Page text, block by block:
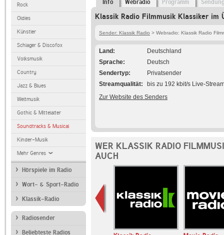
Rock
Oldies
Künstler
Schlager & Discofox
Volksmusik
Country
Jazz & Blues
Weltmusik
Gothic & Mittelalter
Soundtracks & Musical
Kinder-Musik
Mehr Genres
Hörspiele im Radio
Wort- & Sport-Radio
Klassik-Radio
Radiosender
Beliebteste Radios
Info Webradio Programm
Klassik Radio Filmmusik Klassiker im
Sender: Klassik Radio > Webradio: Klassik Radio
Land
Deutschland
Sprache
Deutsch
Sendertyp
Privatsender
Streamqualität
bis zu 192 kbit/s Live-
Zur Website des Senders
WER KLASSIK RADIO
AUCH